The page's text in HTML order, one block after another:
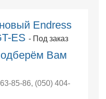
Endress
ES - Под заказ
Вам
85-86, (050) 404-